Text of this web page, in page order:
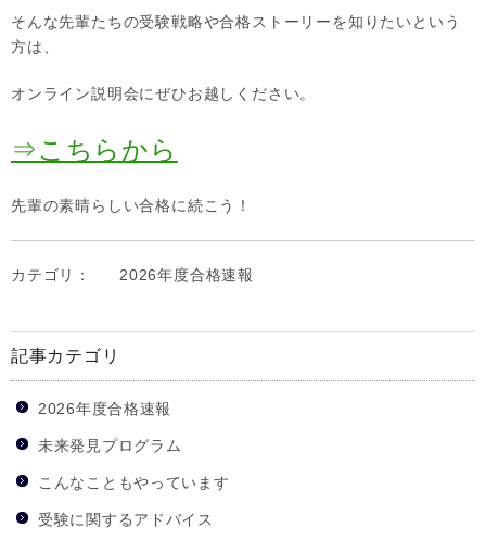
そんな先輩たちの受験戦略や合格ストーリーを知りたいという
方は、
オンライン説明会にぜひお越しください。
⇒こちらから
先輩の素晴らしい合格に続こう！
カテゴリ： 2026年度合格速報
記事カテゴリ
2026年度合格速報
未来発見プログラム
こんなこともやっています
受験に関するアドバイス